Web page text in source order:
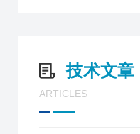
技术文章
ARTICLES